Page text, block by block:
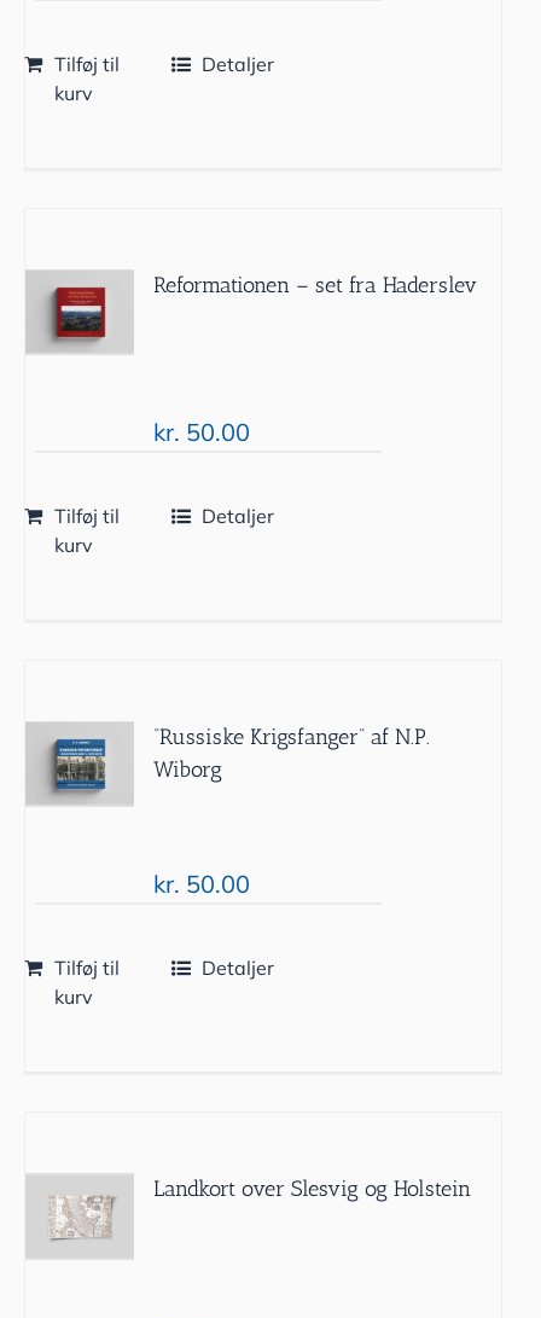
Tilføj til
kurv
Detaljer
Reformationen – set fra Haderslev
kr. 50.00
Tilføj til
kurv
Detaljer
“Russiske Krigsfanger” af N.P.
Wiborg
kr. 50.00
Tilføj til
kurv
Detaljer
Landkort over Slesvig og Holstein